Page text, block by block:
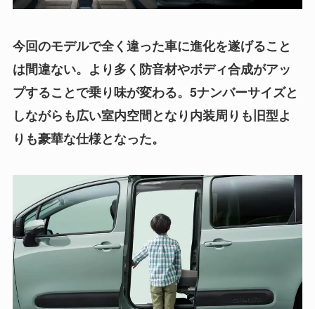
今回のモデルで全く違った車に進化を遂げること
は間違ない。より多く防音材やボディ合成がアッ
プすることで乗り味が変わる。5ナンバーサイズと
しながらも広い室内空間となり内装周りも旧型よ
りも豪華な仕様となった。